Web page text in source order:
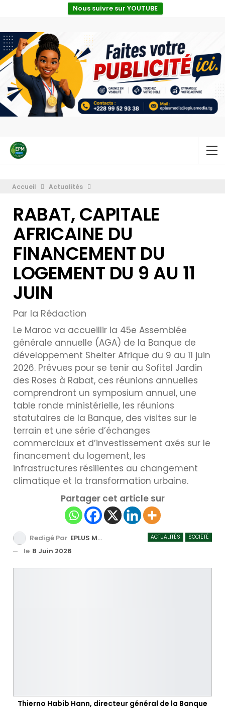
Nous suivre sur YOUTUBE
Accueil Actualités
RABAT, CAPITALE
AFRICAINE DU
FINANCEMENT DU
LOGEMENT DU 9 AU 11
JUIN
Par la Rédaction
Le Maroc va accueillir la 45e Assemblée
générale annuelle (AGA) de la Banque de
développement Shelter Afrique du 9 au 11 juin
2026. Prévues pour se tenir au Sofitel Jardin
des Roses à Rabat, ces réunions annuelles
comprendront un symposium annuel, une
table ronde ministérielle, les réunions
statutaires de la Banque, des visites sur le
terrain et une série d’échanges
commerciaux et d’investissement axés sur le
financement du logement, les
infrastructures résilientes au changement
climatique et la transformation urbaine.
Partager cet article sur
ACTUALITÉS SOCIÉTÉ
Redigé Par EPLUS MEDIA TV
le 8 Juin 2026
Thierno Habib Hann, directeur général de la Banque